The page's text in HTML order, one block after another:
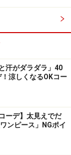
1990円（税
ぱっと明るく
冬なら引き続き
め。ジーユーの
よいサイズ感
しのアイテム
る人も多いか
汗がダラダラ」40
涼しくなるOKコー
ーデ】太見えでだ
ンピース」NGポイ